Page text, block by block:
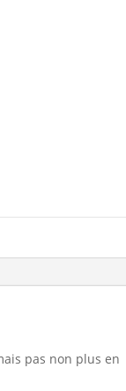
pas non plus en